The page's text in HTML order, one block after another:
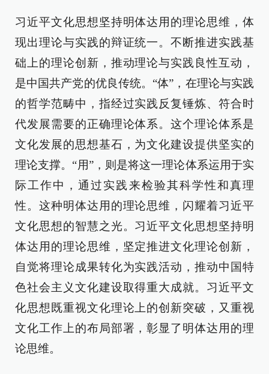
习近平文化思想坚持明体达用的理论思维，体
现出理论与实践的辩证统一。不断推进实践基
础上的理论创新，推动理论与实践良性互动，
是中国共产党的优良传统。“体”，在理论与实践
的哲学范畴中，指经过实践反复锤炼、符合时
代发展需要的正确理论体系。这个理论体系是
文化发展的思想基石，为文化建设提供坚实的
理论支撑。“用”，则是将这一理论体系运用于实
际工作中，通过实践来检验其科学性和真理
性。这种明体达用的理论思维，闪耀着习近平
文化思想的智慧之光。习近平文化思想坚持明
体达用的理论思维，坚定推进文化理论创新，
自觉将理论成果转化为实践活动，推动中国特
色社会主义文化建设取得重大成就。习近平文
化思想既重视文化理论上的创新突破，又重视
文化工作上的布局部署，彰显了明体达用的理
论思维。